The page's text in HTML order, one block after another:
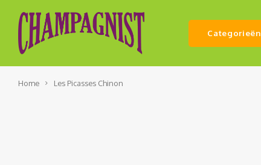
Categorieën
Home Les Picasses Chinon